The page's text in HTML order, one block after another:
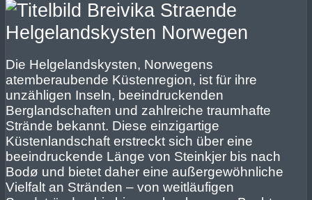
Die Helgelandskysten, Norwegens
atemberaubende Küstenregion, ist für ihre
unzähligen Inseln, beeindruckenden
Berglandschaften und zahlreiche traumhafte
Strände bekannt. Diese einzigartige
Küstenlandschaft erstreckt sich über eine
beeindruckende Länge von Steinkjer bis nach
Bodø und bietet daher eine außergewöhnliche
Vielfalt an Stränden – von weitläufigen